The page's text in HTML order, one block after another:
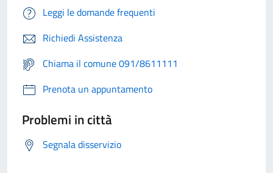
Leggi le domande frequenti
Richiedi Assistenza
Chiama il comune 091/8611111
Prenota un appuntamento
Problemi in città
Segnala disservizio